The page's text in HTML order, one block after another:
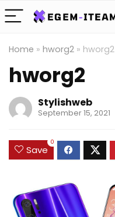
Home » hworg2 » hworg2
hworg2
Stylishweb
September 15, 2021
Save
0